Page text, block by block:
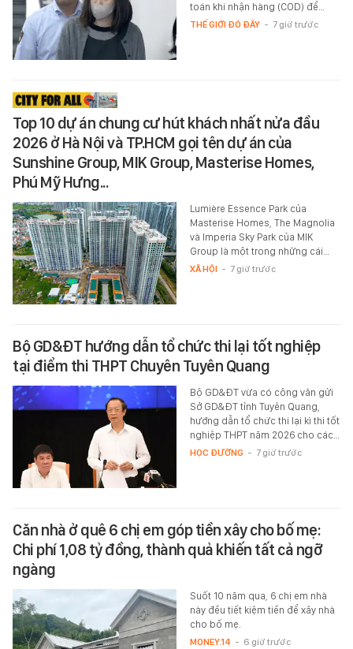
toán khi nhận hàng (COD) để…
THẾ GIỚI ĐÓ ĐÂY - 7 giờ trước
Top 10 dự án chung cư hút khách nhất nửa đầu
2026 ở Hà Nội và TP.HCM gọi tên dự án của
Sunshine Group, MIK Group, Masterise Homes,
Phú Mỹ Hưng...
Lumière Essence Park của
Masterise Homes, The Magnolia
và Imperia Sky Park của MIK
Group là một trong những cái…
XÃ HỘI - 7 giờ trước
Bộ GD&ĐT hướng dẫn tổ chức thi lại tốt nghiệp
tại điểm thi THPT Chuyên Tuyên Quang
Bộ GD&ĐT vừa có công văn gửi
Sở GD&ĐT tỉnh Tuyên Quang,
hướng dẫn tổ chức thi lại kì thi tốt
nghiệp THPT năm 2026 cho các…
HỌC ĐƯỜNG - 7 giờ trước
Căn nhà ở quê 6 chị em góp tiền xây cho bố mẹ:
Chi phí 1,08 tỷ đồng, thành quả khiến tất cả ngỡ
ngàng
Suốt 10 năm qua, 6 chị em nhà
này đều tiết kiệm tiền để xây nhà
cho bố mẹ.
MONEY.14 - 6 giờ trước